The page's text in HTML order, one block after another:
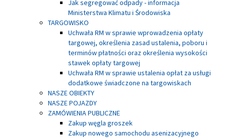
Jak segregować odpady - informacja
Ministerstwa Klimatu i Środowiska
TARGOWISKO
Uchwała RM w sprawie wprowadzenia opłaty
targowej, określenia zasad ustalenia, poboru i
terminów płatności oraz określenia wysokości
stawek opłaty targowej
Uchwała RM w sprawie ustalenia opłat za usługi
dodatkowe świadczone na targowiskach
NASZE OBIEKTY
NASZE POJAZDY
ZAMÓWIENIA PUBLICZNE
Zakup węgla groszek
Zakup nowego samochodu asenizacyjnego